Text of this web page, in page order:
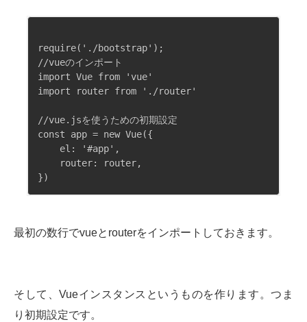
require('./bootstrap');
//vueのインポート
import Vue from 'vue'
import router from './router'
//vue.jsを使うための初期設定
const app = new Vue({
    el: '#app',
    router: router,
最初の数行でvueとrouterをインポートしておきます。
そして、Vueインスタンスというものを作ります。つま
り初期設定です。